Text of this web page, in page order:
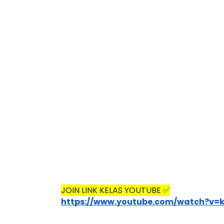
JOIN LINK KELAS YOUTUBE ✅
https://www.youtube.com/